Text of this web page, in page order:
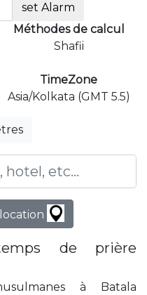
set Alarm
Méthodes de calcul
Shafii
TimeZone
Asia/Kolkata (GMT 5.5)
de prière
à Batala